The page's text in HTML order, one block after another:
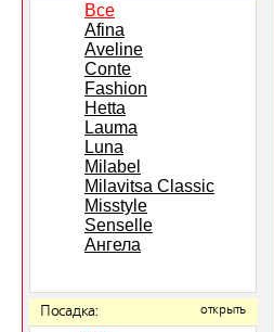
Все
Afina
Aveline
Conte
Fashion
Hetta
Lauma
Luna
Milabel
Milavitsa Classic
Misstyle
Senselle
Ангела
Посадка: открыть